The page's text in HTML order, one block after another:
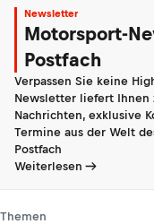
Newsletter
Motorsport-
Postfach
Verpassen Sie keine
Newsletter liefert
Nachrichten, exklusive
Termine aus der Welt
Postfach
Weiterlesen
Themen